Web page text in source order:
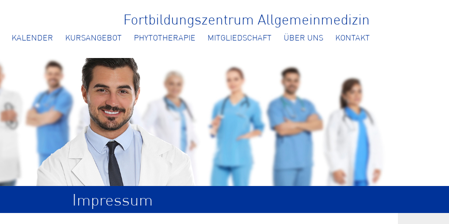
Fortbildungszentrum Allgemeinmedizin
KALENDER KURSANGEBOT PHYTOTHERAPIE MITGLIEDSCHAFT ÜBER UNS KONTAKT
Impressum